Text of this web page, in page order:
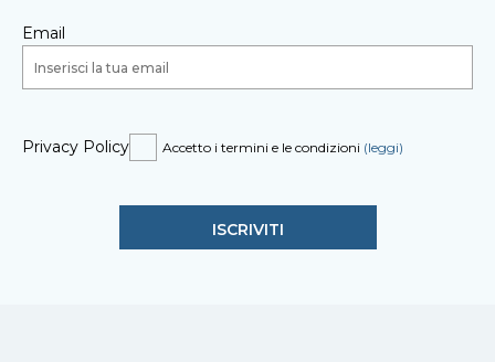
Email
Privacy Policy Accetto i termini e le condizioni (leggi)